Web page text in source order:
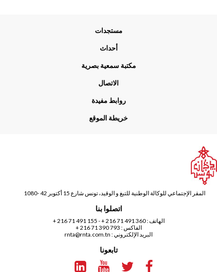
مستجدات
أحداث
مكتبة سمعية بصرية
الاتصال
روابط مفيدة
خريطة الموقع
المقر الإجتماعي للوكالة الوطنية للتبغ و الوقيد، تونس شارع 15 أكتوبر 42 -1080
اتصلوا بنا
الهاتف :360 491 71 216 +
-
155 491 71 216 +
الفاكس : 793 390 71 216 +
البريد الإلكتروني :rnta@rnta.com.tn
تابعونا